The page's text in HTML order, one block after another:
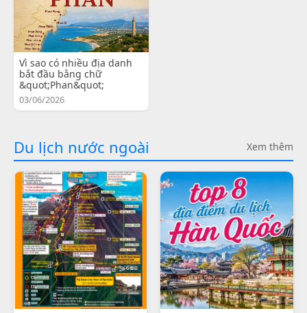
Vì sao có nhiều địa danh
bắt đầu bằng chữ
&quot;Phan&quot;
03/06/2026
Du lịch nước ngoài Xem thêm